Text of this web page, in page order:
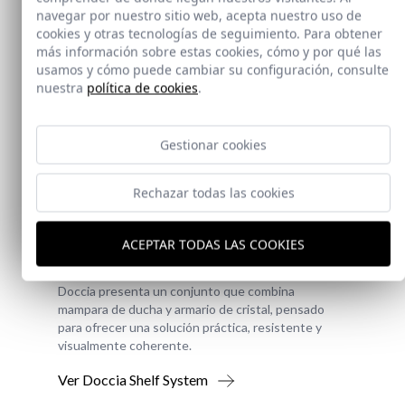
Novedad
Doccia Shelf System
Doccia presenta un conjunto que combina
mampara de ducha y armario de cristal, pensado
para ofrecer una solución práctica, resistente y
visualmente coherente.
Ver Doccia Shelf System
navegar por nuestro sitio web, acepta nuestro uso de
cookies y otras tecnologías de seguimiento. Para obtener
más información sobre estas cookies, cómo y por qué las
usamos y cómo puede cambiar su configuración, consulte
nuestra política de cookies.
Gestionar cookies
Rechazar todas las cookies
ACEPTAR TODAS LAS COOKIES